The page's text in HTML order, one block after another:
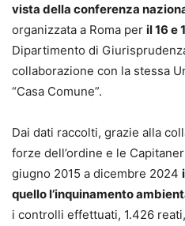
vista della conferenza
organizzata a Roma per il 16 e
Dipartimento di
collaborazione con la stessa
“Casa Comune”.
Dai dati raccolti, grazie alla
forze dell’ordine e le
giugno 2015 a dicembre 2024
quello l’inquinamento
i controlli effettuati, 1.426